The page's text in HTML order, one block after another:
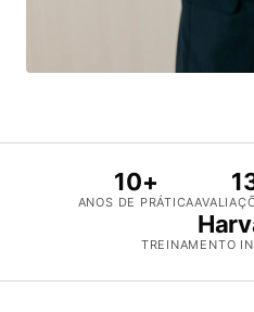
10+
ANOS DE PRÁTICA
TREINAMENTO